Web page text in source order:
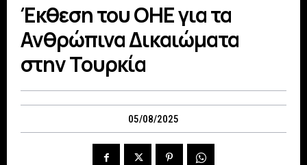
Έκθεση του ΟΗΕ για τα
Ανθρώπινα Δικαιώματα
στην Τουρκία
05/08/2025